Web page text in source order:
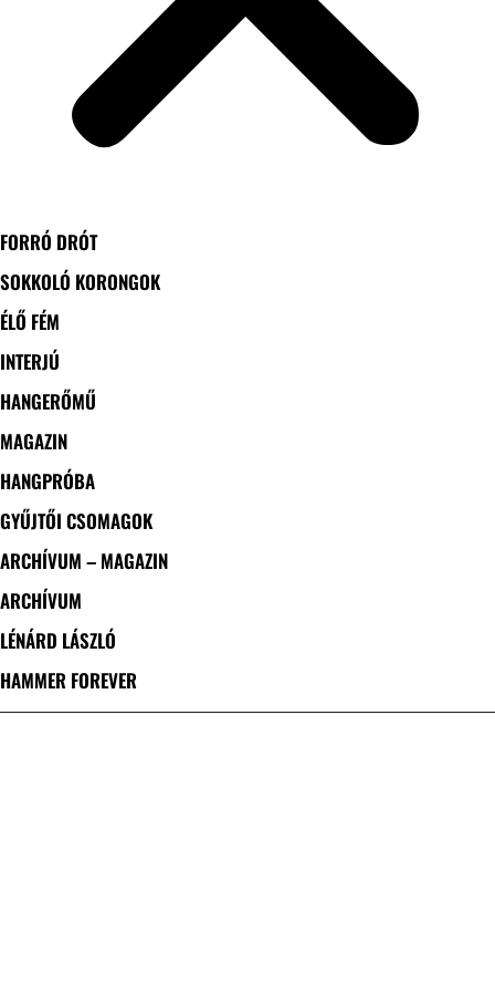
FORRÓ DRÓT
SOKKOLÓ KORONGOK
ÉLŐ FÉM
INTERJÚ
HANGERŐMŰ
MAGAZIN
HANGPRÓBA
GYŰJTŐI CSOMAGOK
ARCHÍVUM – MAGAZIN
ARCHÍVUM
LÉNÁRD LÁSZLÓ
HAMMER FOREVER